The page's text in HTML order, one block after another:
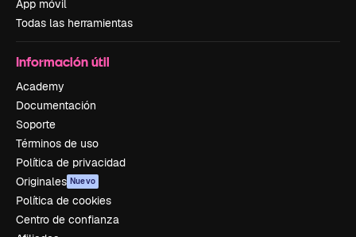
App móvil
Todas las herramientas
Información útil
Academy
Documentación
Soporte
Términos de uso
Política de privacidad
Originales Nuevo
Política de cookies
Centro de confianza